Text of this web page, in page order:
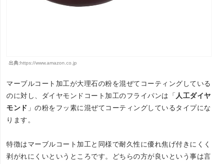
出典:https://www.amazon.co.jp
マーブルコート加工が大理石の粉を混ぜてコーティングしている
のに対し、ダイヤモンドコート加工のフライパンは「 人工ダイヤ
モンド 」の粉をフッ素に混ぜてコーティングしているタイプにな
ります。
特徴はマーブルコート加工と同様で耐久性に優れ焦げ付きにくく
剥がれにくいというところです。どちらの方が良いという事は言